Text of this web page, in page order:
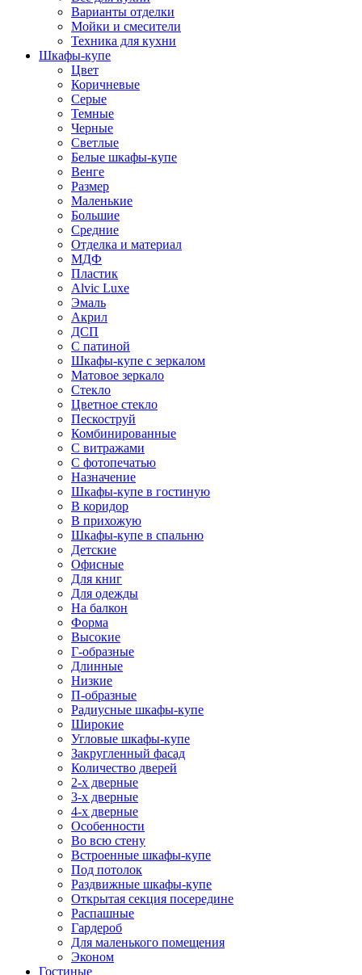
Варианты отделки
Мойки и смесители
Техника для кухни
Шкафы-купе
Цвет
Коричневые
Серые
Темные
Черные
Светлые
Белые шкафы-купе
Венге
Размер
Маленькие
Большие
Средние
Отделка и материал
МДФ
Пластик
Alvic Luxe
Эмаль
Акрил
ДСП
С патиной
Шкафы-купе с зеркалом
Матовое зеркало
Стекло
Цветное стекло
Пескоструй
Комбинированные
С витражами
С фотопечатью
Назначение
Шкафы-купе в гостиную
В коридор
В прихожую
Шкафы-купе в спальню
Детские
Офисные
Для книг
Для одежды
На балкон
Форма
Высокие
Г-образные
Длинные
Низкие
П-образные
Радиусные шкафы-купе
Широкие
Угловые шкафы-купе
Закругленный фасад
Количество дверей
2-х дверные
3-х дверные
4-х дверные
Особенности
Во всю стену
Встроенные шкафы-купе
Под потолок
Раздвижные шкафы-купе
Открытая секция посередине
Распашные
Гардероб
Для маленького помещения
Эконом
Гостиные